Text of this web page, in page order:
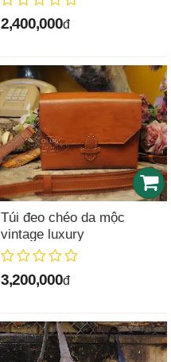
2,400,000đ
Túi đeo chéo da mộc
vintage luxury
3,200,000đ